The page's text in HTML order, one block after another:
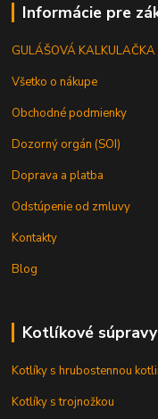
Informácie pre
GULÁŠOVÁ KALKULAČKA
Všetko o nákupe
Obchodné podmienky
Dozorný orgán (SOI)
Doprava a platba
Odstúpenie od zmluvy
Kontakty
Blog
Kotlíkové
Kotlíky s hrubostennou
Kotlíky s trojnožkou